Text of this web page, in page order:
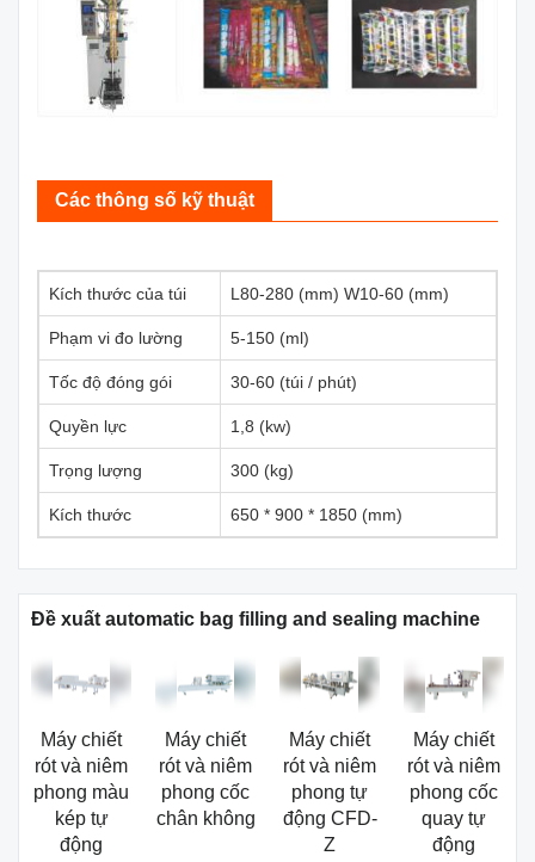
Các thông số kỹ thuật
Kích thước của túi L80-280 (mm) W10-60 (mm)
Phạm vi đo lường 5-150 (ml)
Tốc độ đóng gói 30-60 (túi / phút)
Quyền lực 1,8 (kw)
Trọng lượng 300 (kg)
Kích thước 650 * 900 * 1850 (mm)
Đề xuất automatic bag filling and sealing machine
Máy chiết
rót và niêm
phong màu
kép tự
động
Máy chiết
rót và niêm
phong cốc
chân không
Máy chiết
rót và niêm
phong tự
động CFD-
Z
Máy chiết
rót và niêm
phong cốc
quay tự
động